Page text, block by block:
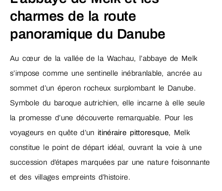
charmes de la route
panoramique du Danube
Au cœur de la vallée de la Wachau, l’abbaye de Melk
s’impose comme une sentinelle inébranlable, ancrée au
sommet d’un éperon rocheux surplombant le Danube.
Symbole du baroque autrichien, elle incarne à elle seule
la promesse d’une découverte remarquable. Pour les
voyageurs en quête d’un itinéraire pittoresque, Melk
constitue le point de départ idéal, ouvrant la voie à une
succession d’étapes marquées par une nature foisonnante
et des villages empreints d’histoire.